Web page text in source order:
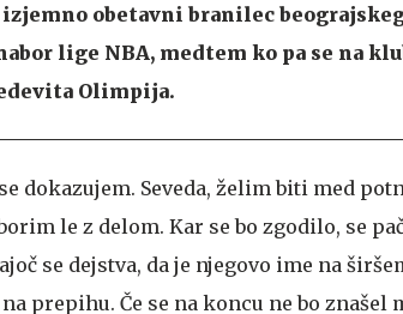
obetavni branilec
lige NBA, medtem ko pa se na
Olimpija.
dokazujem. Seveda, želim biti med
le z delom. Kar se bo zgodilo, se
se dejstva, da je njegovo ime na
prepihu. Če se na koncu ne bo znašel